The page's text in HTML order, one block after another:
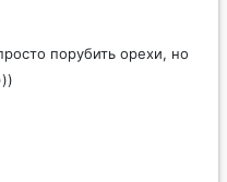
порубить орехи, но